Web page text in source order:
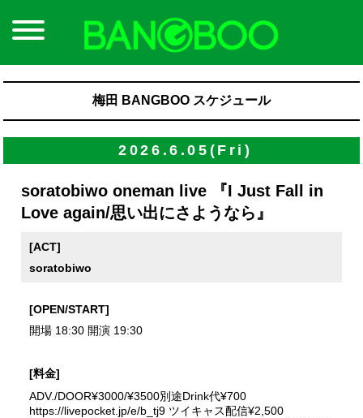
梅田 BANGBOO スケジュール
2026.6.05(Fri)
soratobiwo oneman live 『I Just Fall in
Love again/思い出にさようなら』
[ACT]
soratobiwo
[OPEN/START]
開場 18:30 開演 19:30
[料金]
ADV./DOOR¥3000/¥3500別途Drink代¥700
https://livepocket.jp/e/b_tj9 ツイキャス配信¥2,500